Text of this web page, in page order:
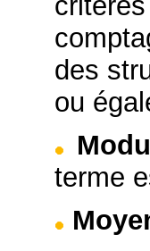
des
ou
terme